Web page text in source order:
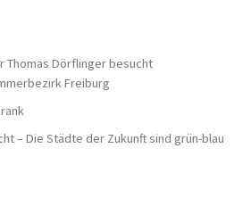
Dörflinger besucht
Freiburg
– Die Städte der Zukunft sind grün-blau